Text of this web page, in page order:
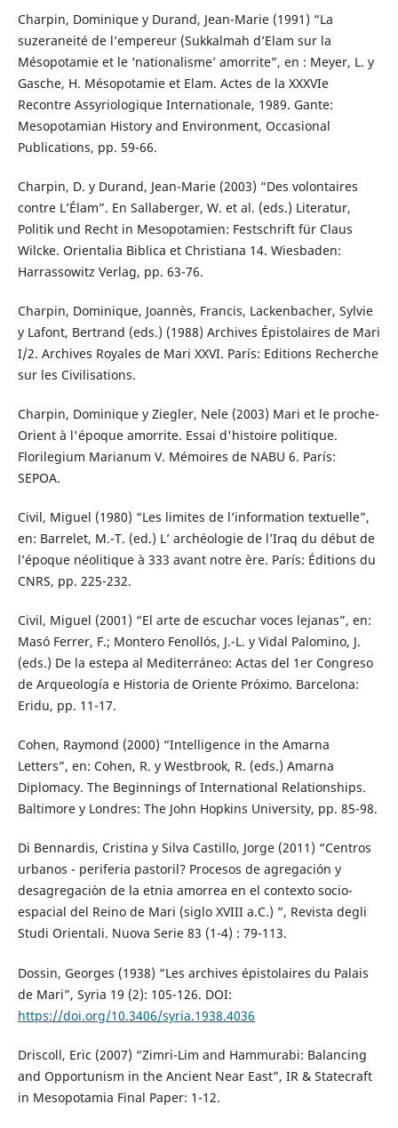
Charpin, Dominique y Durand, Jean-Marie (1991) “La
suzeraneité de l’empereur (Sukkalmah d’Elam sur la
Mésopotamie et le ‘nationalisme’ amorrite”, en : Meyer, L. y
Gasche, H. Mésopotamie et Elam. Actes de la XXXVIe
Recontre Assyriologique Internationale, 1989. Gante:
Mesopotamian History and Environment, Occasional
Publications, pp. 59-66.
Charpin, D. y Durand, Jean-Marie (2003) “Des volontaires
contre L’Élam”. En Sallaberger, W. et al. (eds.) Literatur,
Politik und Recht in Mesopotamien: Festschrift für Claus
Wilcke. Orientalia Biblica et Christiana 14. Wiesbaden:
Harrassowitz Verlag, pp. 63-76.
Charpin, Dominique, Joannès, Francis, Lackenbacher, Sylvie
y Lafont, Bertrand (eds.) (1988) Archives Épistolaires de Mari
I/2. Archives Royales de Mari XXVI. París: Editions Recherche
sur les Civilisations.
Charpin, Dominique y Ziegler, Nele (2003) Mari et le proche-
Orient à l'époque amorrite. Essai d'histoire politique.
Florilegium Marianum V. Mémoires de NABU 6. París:
SEPOA.
Civil, Miguel (1980) “Les limites de l’information textuelle”,
en: Barrelet, M.-T. (ed.) L’ archéologie de l’Iraq du début de
l’époque néolitique à 333 avant notre ère. París: Éditions du
CNRS, pp. 225-232.
Civil, Miguel (2001) “El arte de escuchar voces lejanas”, en:
Masó Ferrer, F.; Montero Fenollós, J.-L. y Vidal Palomino, J.
(eds.) De la estepa al Mediterráneo: Actas del 1er Congreso
de Arqueología e Historia de Oriente Próximo. Barcelona:
Eridu, pp. 11-17.
Cohen, Raymond (2000) “Intelligence in the Amarna
Letters”, en: Cohen, R. y Westbrook, R. (eds.) Amarna
Diplomacy. The Beginnings of International Relationships.
Baltimore y Londres: The John Hopkins University, pp. 85-98.
Di Bennardis, Cristina y Silva Castillo, Jorge (2011) “Centros
urbanos - periferia pastoril? Procesos de agregación y
desagregaciòn de la etnia amorrea en el contexto socio-
espacial del Reino de Mari (siglo XVIII a.C.) ”, Revista degli
Studi Orientali. Nuova Serie 83 (1-4) : 79-113.
Dossin, Georges (1938) “Les archives épistolaires du Palais
de Mari”, Syria 19 (2): 105-126. DOI:
https://doi.org/10.3406/syria.1938.4036
Driscoll, Eric (2007) “Zimri-Lim and Hammurabi: Balancing
and Opportunism in the Ancient Near East”, IR & Statecraft
in Mesopotamia Final Paper: 1-12.